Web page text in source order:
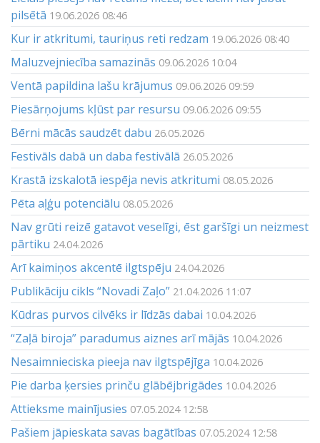
pilsētā 19.06.2026 08:46
Kur ir atkritumi, tauriņus reti redzam 19.06.2026 08:40
Maluzvejniecība samazinās 09.06.2026 10:04
Ventā papildina lašu krājumus 09.06.2026 09:59
Piesārņojums kļūst par resursu 09.06.2026 09:55
Bērni mācās saudzēt dabu 26.05.2026
Festivāls dabā un daba festivālā 26.05.2026
Krastā izskalotā iespēja nevis atkritumi 08.05.2026
Pēta aļģu potenciālu 08.05.2026
Nav grūti reizē gatavot veselīgi, ēst garšīgi un neizmest
pārtiku 24.04.2026
Arī kaimiņos akcentē ilgtspēju 24.04.2026
Publikāciju cikls “Novadi Zaļo” 21.04.2026 11:07
Kūdras purvos cilvēks ir līdzās dabai 10.04.2026
“Zaļā biroja” paradumus aiznes arī mājās 10.04.2026
Nesaimnieciska pieeja nav ilgtspējīga 10.04.2026
Pie darba ķersies prinču glābējbrigādes 10.04.2026
Attieksme mainījusies 07.05.2024 12:58
Pašiem jāpieskata savas bagātības 07.05.2024 12:58